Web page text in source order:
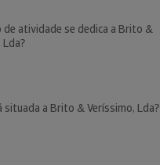
de atividade se dedica a Brito &
Lda?
situada a Brito & Veríssimo, Lda?